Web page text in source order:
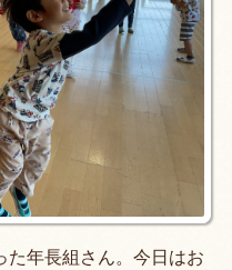
た年長組さん。今日はお